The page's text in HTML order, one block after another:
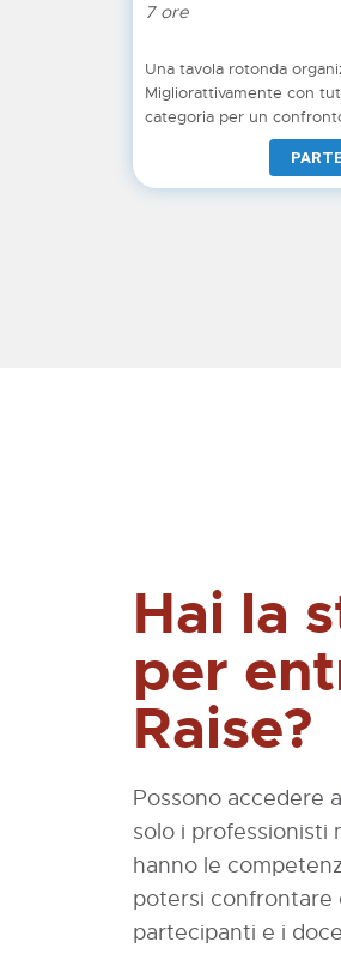
7 ore
Una tavola rotonda
Migliorattivamente con
categoria per un
protetti, interoperabili e
Hai la
per
Raise?
Possono accedere
solo i professionisti
hanno le
potersi confrontare
partecipanti e i